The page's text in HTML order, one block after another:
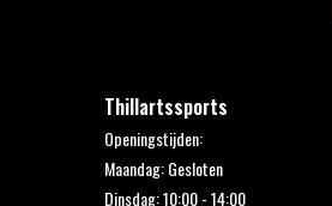
Thillartssports
Openingstijden:
Maandag: Gesloten
Dinsdag: 10:00 - 14:00